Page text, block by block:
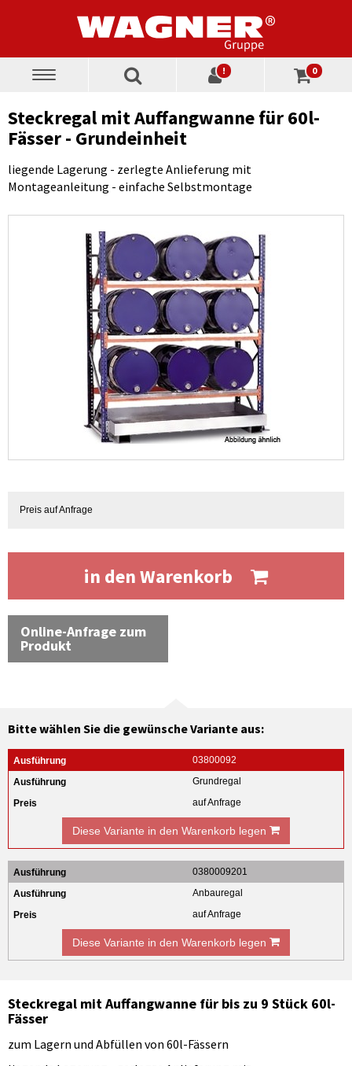
Toggle
! 0
Steckregal mit Auffangwanne für 60l-
Fässer - Grundeinheit
liegende Lagerung - zerlegte Anlieferung mit
Montageanleitung - einfache Selbstmontage
Preis auf Anfrage
in den Warenkorb
Online-Anfrage zum
Produkt
Bitte wählen Sie die gewünsche Variante aus:
03800092
Grundregal
auf Anfrage
Diese Variante in den Warenkorb legen
0380009201
Anbauregal
auf Anfrage
Diese Variante in den Warenkorb legen
Steckregal mit Auffangwanne für bis zu 9 Stück 60l-
Fässer
zum Lagern und Abfüllen von 60l-Fässern